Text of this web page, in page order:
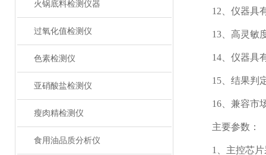
火锅底料检测仪器
过氧化值检测仪
色素检测仪
亚硝酸盐检测仪
瘦肉精检测仪
食用油品质分析仪
12、仪器具有
13、高灵敏度
14、仪器具有
15、结果判定
16、兼容市场
主要参数：
1、主控芯片采